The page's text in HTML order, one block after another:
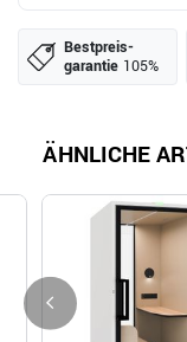
Bestpreis­
garantie 105%
ÄHNLICHE